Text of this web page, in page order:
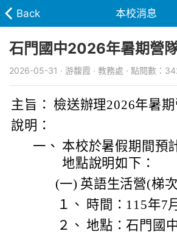
Back 本校消息
石門國中2026年暑期營
2026-05-31 · 游馥霞 · 教務處 · 點閱數：
主旨： 檢送辦理2026年暑
說明：
一、 本校於暑假期間預
地點說明如下：
(一) 英語生活營(梯
１、
時間：115年7
２、 地點：石門國